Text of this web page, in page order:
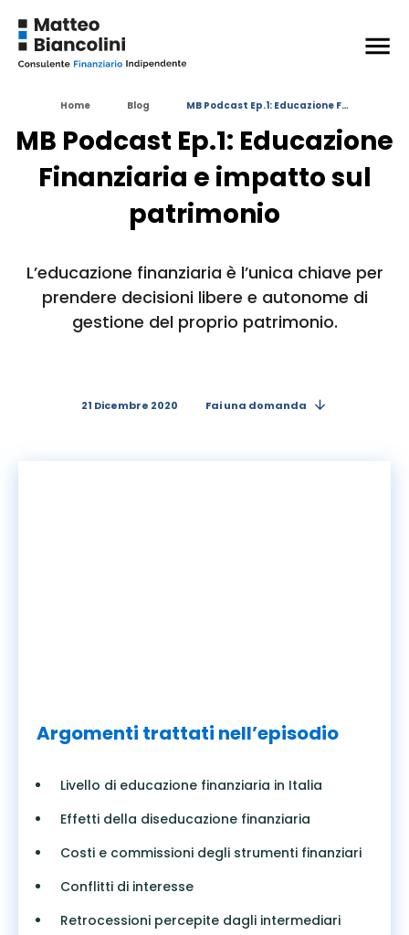
Home Blog MB Podcast Ep.1: Educazione F…
MB Podcast Ep.1: Educazione
Finanziaria e impatto sul
patrimonio
L’educazione finanziaria è l’unica chiave per
prendere decisioni libere e autonome di
gestione del proprio patrimonio.
21 Dicembre 2020 Fai una domanda
Argomenti trattati nell’episodio
Livello di educazione finanziaria in Italia
Effetti della diseducazione finanziaria
Costi e commissioni degli strumenti finanziari
Conflitti di interesse
Retrocessioni percepite dagli intermediari
Siti interessanti
Grafici interessanti
in questo articolo:
EDUCAZIONE FINANZIARIA
FONDI COMUNI INVESTIMENTI ASSICURATIVI
INVESTIMENTI AZIONARI
INVESTIRE IN BORSA OBBLIGAZIONI